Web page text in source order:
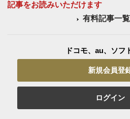
記事をお読みいただけます
有料記事一
ドコモ、au、ソフ
新規会員登
ログイン